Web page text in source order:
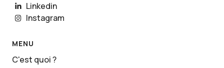
Linkedin
Instagram
MENU
C'est quoi ?